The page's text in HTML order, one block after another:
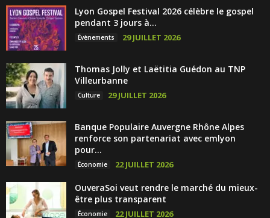
Lyon Gospel Festival 2026 célèbre le gospel
pendant 3 jours à...
Évènements 29 JUILLET 2026
Thomas Jolly et Laëtitia Guédon au TNP
Villeurbanne
Culture 29 JUILLET 2026
Banque Populaire Auvergne Rhône Alpes
renforce son partenariat avec emlyon
pour...
Économie 22 JUILLET 2026
OuveraSoi veut rendre le marché du mieux-
être plus transparent
Économie 22 JUILLET 2026